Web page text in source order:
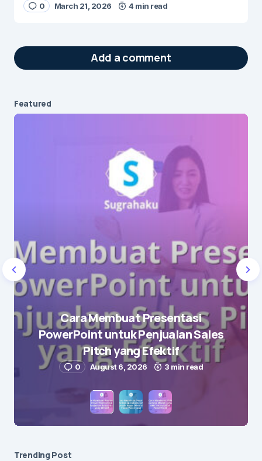
0 March 21, 2026 4 min read
Add a comment
Name*
E-mail*
next time I comment.
Submit Comment
Featured
Cara Membuat Presentasi
PowerPoint untuk Penjualan Sales
Pitch yang Efektif
0 August 6, 2026 3 min read
Trending Post